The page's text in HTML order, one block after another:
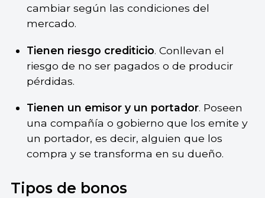
cambiar según las condiciones del
mercado.
Tienen riesgo crediticio. Conllevan el
riesgo de no ser pagados o de producir
pérdidas.
Tienen un emisor y un portador. Poseen
una compañía o gobierno que los emite y
un portador, es decir, alguien que los
compra y se transforma en su dueño.
Tipos de bonos